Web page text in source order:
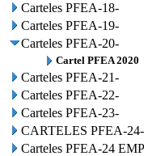
Carteles PFEA-18-
Carteles PFEA-19-
Carteles PFEA-20-
Cartel PFEA 2020
Carteles PFEA-21-
Carteles PFEA-22-
Carteles PFEA-23-
CARTELES PFEA-24-
Carteles PFEA-24